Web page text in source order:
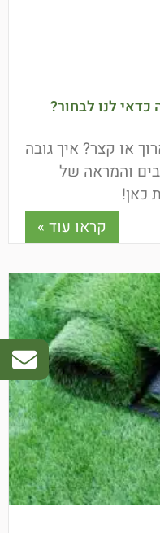
לנו לבחור?
או קצר? איך גובה
והמראה של
כאן!
קראו עוד »